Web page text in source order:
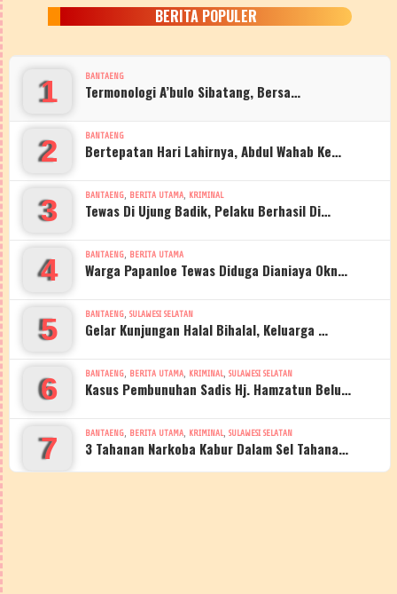
BERITA POPULER
1 BANTAENG
Termonologi A’bulo Sibatang, Bersa…
2 BANTAENG
Bertepatan Hari Lahirnya, Abdul Wahab Ke…
3 BANTAENG, BERITA UTAMA, KRIMINAL
Tewas Di Ujung Badik, Pelaku Berhasil Di…
4 BANTAENG, BERITA UTAMA
Warga Papanloe Tewas Diduga Dianiaya Okn…
5 BANTAENG, SULAWESI SELATAN
Gelar Kunjungan Halal Bihalal, Keluarga …
6 BANTAENG, BERITA UTAMA, KRIMINAL, SULAWESI SELATAN
Kasus Pembunuhan Sadis Hj. Hamzatun Belu…
7 BANTAENG, BERITA UTAMA, KRIMINAL, SULAWESI SELATAN
3 Tahanan Narkoba Kabur Dalam Sel Tahana…